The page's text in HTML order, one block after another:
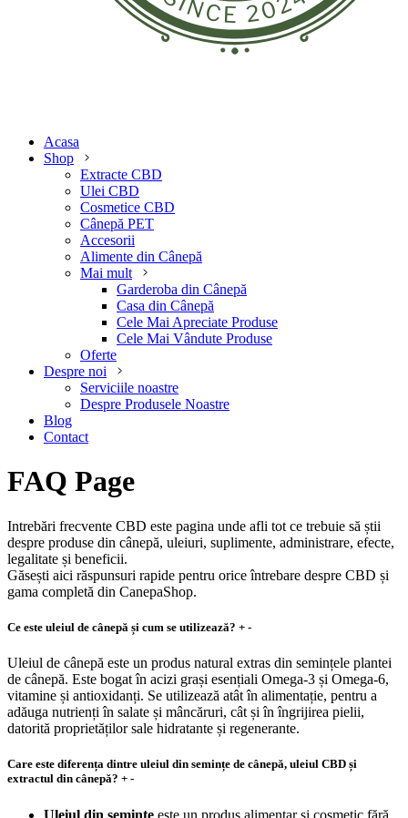
Acasa
Shop
Extracte CBD
Ulei CBD
Cosmetice CBD
Cânepă PET
Accesorii
Alimente din Cânepă
Mai mult
Garderoba din Cânepă
Casa din Cânepă
Cele Mai Apreciate Produse
Cele Mai Vândute Produse
Oferte
Despre noi
Serviciile noastre
Despre Produsele Noastre
Blog
Contact
FAQ Page
Intrebări frecvente CBD este pagina unde afli tot ce trebuie să știi
despre produse din cânepă, uleiuri, suplimente, administrare, efecte,
legalitate și beneficii.
Găsești aici răspunsuri rapide pentru orice întrebare despre CBD și
gama completă din CanepaShop.
Ce este uleiul de cânepă și cum se utilizează? + -
Uleiul de cânepă este un produs natural extras din semințele plantei
de cânepă. Este bogat în acizi grași esențiali Omega-3 și Omega-6,
vitamine și antioxidanți. Se utilizează atât în alimentație, pentru a
adăuga nutrienți în salate și mâncăruri, cât și în îngrijirea pielii,
datorită proprietăților sale hidratante și regenerante.
Care este diferența dintre uleiul din semințe de cânepă, uleiul CBD și
extractul din cânepă? + -
Uleiul din semințe este un produs alimentar și cosmetic fără